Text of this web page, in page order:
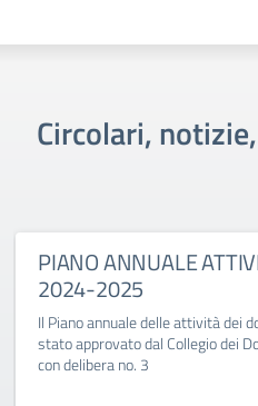
Circolari,
PIANO ANNUALE
2024-2025
Il Piano annuale delle attività dei
stato approvato dal Collegio dei
con delibera no. 3